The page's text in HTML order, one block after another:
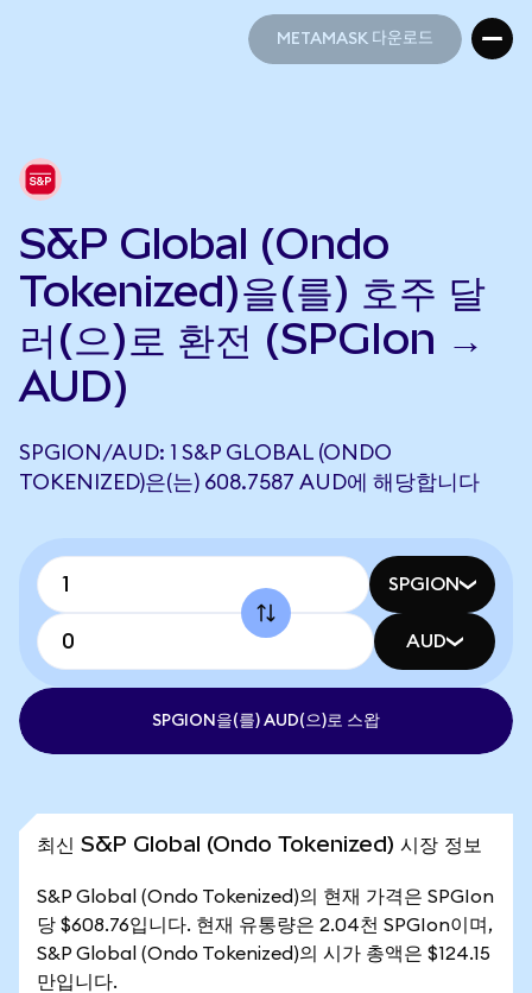
METAMASK 다운로드
S&P Global (Ondo
Tokenized)을(를) 호주 달
러(으)로 환전 (SPGIon →
AUD)
SPGION/AUD: 1 S&P GLOBAL (ONDO
TOKENIZED)은(는) 608.7587 AUD에 해당합니다
SPGION
AUD
SPGION을(를) AUD(으)로 스왑
최신 S&P Global (Ondo Tokenized) 시장 정보
S&P Global (Ondo Tokenized)의 현재 가격은 SPGIon
당 $608.76입니다. 현재 유통량은 2.04천 SPGIon이며,
S&P Global (Ondo Tokenized)의 시가 총액은 $124.15
만입니다.